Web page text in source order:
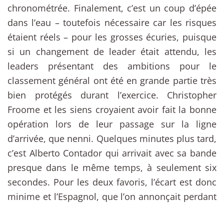
chronométrée. Finalement, c’est un coup d’épée
dans l’eau – toutefois nécessaire car les risques
étaient réels – pour les grosses écuries, puisque
si un changement de leader était attendu, les
leaders présentant des ambitions pour le
classement général ont été en grande partie très
bien protégés durant l’exercice. Christopher
Froome et les siens croyaient avoir fait la bonne
opération lors de leur passage sur la ligne
d’arrivée, que nenni. Quelques minutes plus tard,
c’est Alberto Contador qui arrivait avec sa bande
presque dans le même temps, à seulement six
secondes. Pour les deux favoris, l’écart est donc
minime et l’Espagnol, que l’on annonçait perdant